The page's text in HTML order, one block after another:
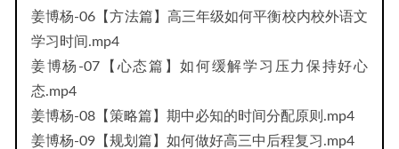
姜博杨-06【方法篇】高三年级如何平衡校内校外语文
学习时间.mp4
姜博杨-07【心态篇】如何缓解学习压力保持好心
态.mp4
姜博杨-08【策略篇】期中必知的时间分配原则.mp4
姜博杨-09【规划篇】如何做好高三中后程复习.mp4